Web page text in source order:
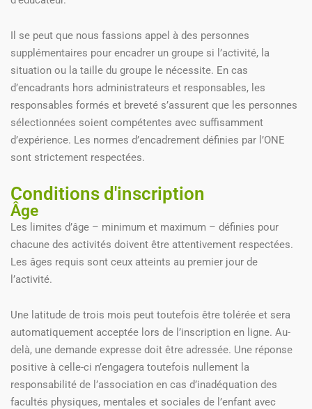
Il se peut que nous fassions appel à des personnes
supplémentaires pour encadrer un groupe si l’activité, la
situation ou la taille du groupe le nécessite. En cas
d’encadrants hors administrateurs et responsables, les
responsables formés et breveté s’assurent que les personnes
sélectionnées soient compétentes avec suffisamment
d’expérience. Les normes d’encadrement définies par l’ONE
sont strictement respectées.
Conditions d'inscription
Âge
Les limites d’âge – minimum et maximum – définies pour
chacune des activités doivent être attentivement respectées.
Les âges requis sont ceux atteints au premier jour de
l’activité.
Une latitude de trois mois peut toutefois être tolérée et sera
automatiquement acceptée lors de l’inscription en ligne. Au-
delà, une demande expresse doit être adressée. Une réponse
positive à celle-ci n’engagera toutefois nullement la
responsabilité de l’association en cas d’inadéquation des
facultés physiques, mentales et sociales de l’enfant avec